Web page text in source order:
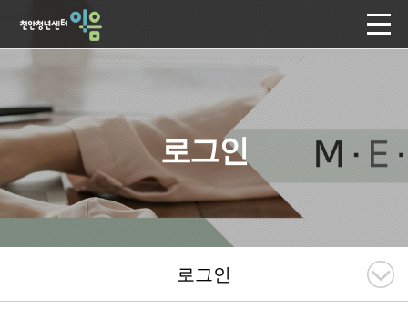
로그인
로그인